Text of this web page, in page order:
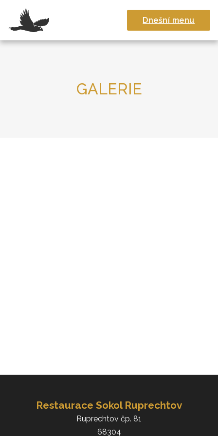
Dnešní menu
GALERIE
Restaurace Sokol Ruprechtov
Ruprechtov čp. 81
68304